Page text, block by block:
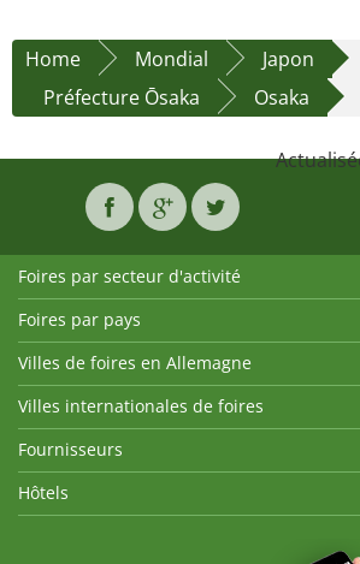
Home Mondial
Japon
Préfecture Ōsaka
Osaka
Foires par secteur d'activité
Foires par pays
Villes de foires en Allemagne
Villes internationales de foires
Fournisseurs
Hôtels